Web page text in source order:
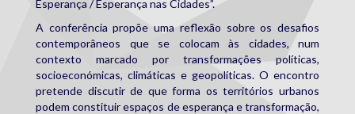
Esperança / Esperança nas Cidades”.
A conferência propõe uma reflexão sobre os desafios
contemporâneos que se colocam às cidades, num
contexto marcado por transformações políticas,
socioeconómicas, climáticas e geopolíticas. O encontro
pretende discutir de que forma os territórios urbanos
podem constituir espaços de esperança e transformação,